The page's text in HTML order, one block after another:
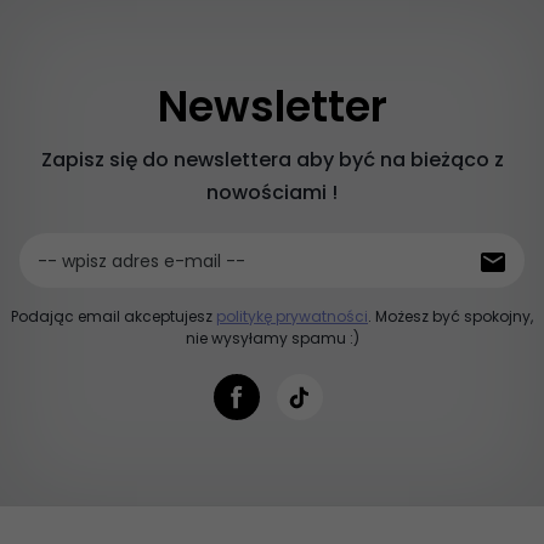
Newsletter
Zapisz się do newslettera aby być na bieżąco z
nowościami !
-- wpisz adres e-mail --
Podając email akceptujesz politykę prywatności. Możesz być spokojny,
nie wysyłamy spamu :)